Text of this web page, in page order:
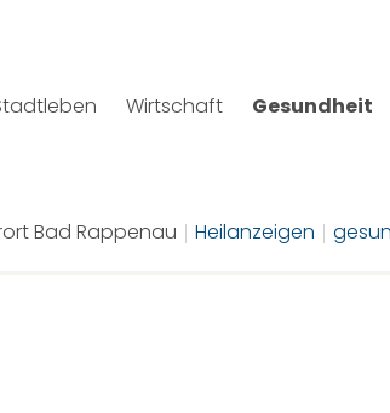
Wirtschaft Gesundheit
Bad Rappenau Heilanzeigen